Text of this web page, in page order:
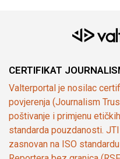
CERTIFIKAT
Valterportal je nosilac
povjerenja (Journalism
poštivanje i primjenu
standarda pouzdanosti.
zasnovan na ISO